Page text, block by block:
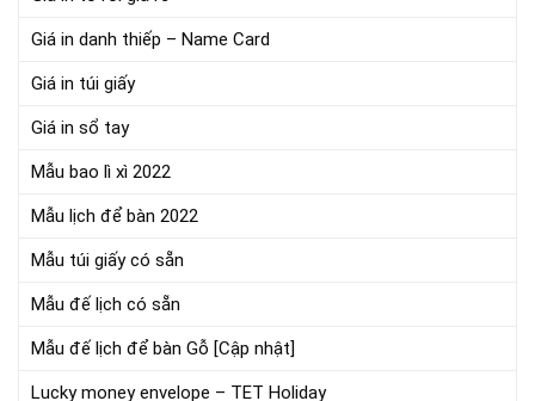
Giá in danh thiếp – Name Card
Giá in túi giấy
Giá in sổ tay
Mẫu bao lì xì 2022
Mẫu lịch để bàn 2022
Mẫu túi giấy có sẵn
Mẫu đế lịch có sẵn
Mẫu đế lịch để bàn Gỗ [Cập nhật]
Lucky money envelope – TET Holiday